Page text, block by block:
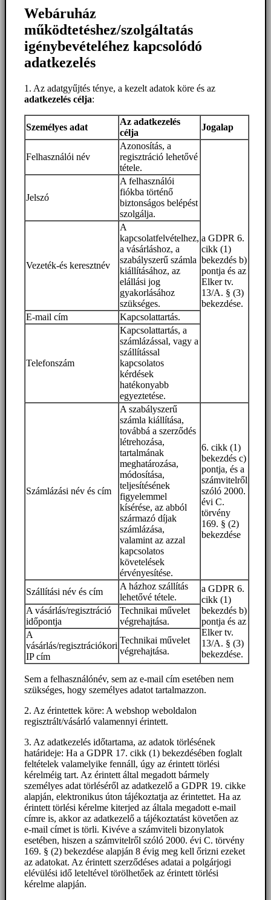
Webáruház
működtetéshez/szolgáltatás
igénybevételéhez kapcsolódó
adatkezelés
1. Az adatgyűjtés ténye, a kezelt adatok köre és az
adatkezelés célja:
Személyes adat
Az adatkezelés
célja
Jogalap
Felhasználói név
Azonosítás, a
regisztráció lehetővé
tétele.
a GDPR 6.
cikk (1)
bekezdés b)
pontja és az
Elker tv.
13/A. § (3)
bekezdése.
Jelszó
A felhasználói
fiókba történő
biztonságos belépést
szolgálja.
Vezeték-és keresztnév
A
kapcsolatfelvételhez,
a vásárláshoz, a
szabályszerű számla
kiállításához, az
elállási jog
gyakorlásához
szükséges.
E-mail cím
Kapcsolattartás.
Telefonszám
Kapcsolattartás, a
számlázással, vagy a
szállítással
kapcsolatos
kérdések
hatékonyabb
egyeztetése.
Számlázási név és cím
A szabályszerű
számla kiállítása,
továbbá a szerződés
létrehozása,
tartalmának
meghatározása,
módosítása,
teljesítésének
figyelemmel
kísérése, az abból
származó díjak
számlázása,
valamint az azzal
kapcsolatos
követelések
érvényesítése.
6. cikk (1)
bekezdés c)
pontja, és a
számvitelről
szóló 2000.
évi C.
törvény
169. § (2)
bekezdése
Szállítási név és cím
A házhoz szállítás
lehetővé tétele.
a GDPR 6.
cikk (1)
bekezdés b)
pontja és az
Elker tv.
13/A. § (3)
bekezdése.
A vásárlás/regisztráció
időpontja
Technikai művelet
végrehajtása.
A
vásárlás/regisztrációkori
IP cím
Technikai művelet
végrehajtása.
Sem a felhasználónév, sem az e-mail cím esetében nem
szükséges, hogy személyes adatot tartalmazzon.
2. Az érintettek köre: A webshop weboldalon
regisztrált/vásárló valamennyi érintett.
3. Az adatkezelés időtartama, az adatok törlésének
határideje: Ha a GDPR 17. cikk (1) bekezdésében foglalt
feltételek valamelyike fennáll, úgy az érintett törlési
kérelméig tart. Az érintett által megadott bármely
személyes adat törléséről az adatkezelő a GDPR 19. cikke
alapján, elektronikus úton tájékoztatja az érintettet. Ha az
érintett törlési kérelme kiterjed az általa megadott e-mail
címre is, akkor az adatkezelő a tájékoztatást követően az
e-mail címet is törli. Kivéve a számviteli bizonylatok
esetében, hiszen a számvitelről szóló 2000. évi C. törvény
169. § (2) bekezdése alapján 8 évig meg kell őrizni ezeket
az adatokat. Az érintett szerződéses adatai a polgárjogi
elévülési idő leteltével törölhetőek az érintett törlési
kérelme alapján.